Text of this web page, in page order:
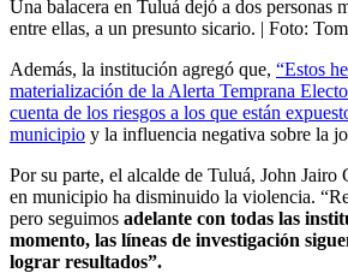
Una balacera en Tuluá dejó a dos personas
entre ellas, a un presunto sicario. | Foto:
Además, la institución agregó que, “Estos
materialización de la Alerta Temprana
cuenta de los riesgos a los que están
municipio y la influencia negativa sobre la
Por su parte, el alcalde de Tuluá, John
en municipio ha disminuido la violencia.
pero seguimos adelante con todas las
momento, las líneas de investigación
lograr resultados”.